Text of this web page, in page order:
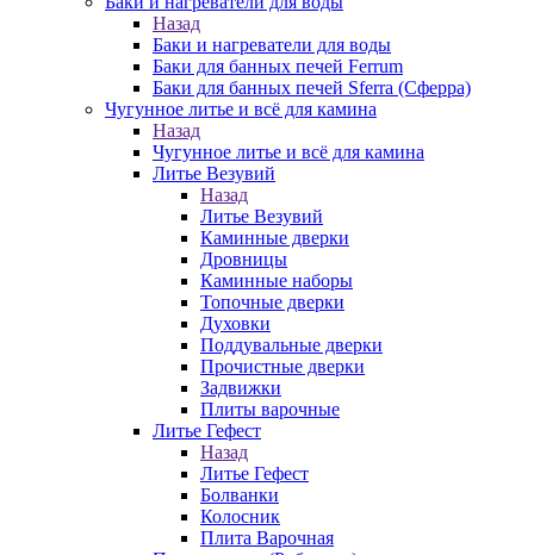
Назад
Баки и нагреватели для воды
Баки для банных печей Ferrum
Баки для банных печей Sferra (Сферра)
Чугунное литье и всё для камина
Назад
Чугунное литье и всё для камина
Литье Везувий
Назад
Литье Везувий
Каминные дверки
Дровницы
Каминные наборы
Топочные дверки
Духовки
Поддувальные дверки
Прочистные дверки
Задвижки
Плиты варочные
Литье Гефест
Назад
Литье Гефест
Болванки
Колосник
Плита Варочная